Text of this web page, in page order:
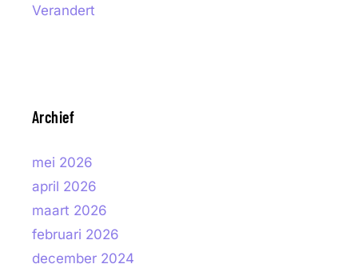
Verandert
Archief
mei 2026
april 2026
maart 2026
februari 2026
december 2024